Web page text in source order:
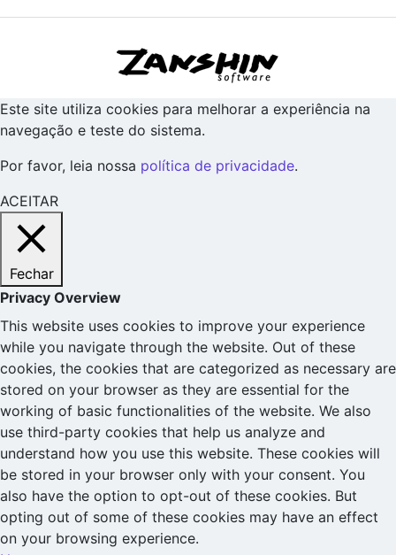
Este site utiliza cookies para melhorar a experiência na
navegação e teste do sistema.
Por favor, leia nossa política de privacidade.
ACEITAR
Fechar
Privacy Overview
This website uses cookies to improve your experience
while you navigate through the website. Out of these
cookies, the cookies that are categorized as necessary are
stored on your browser as they are essential for the
working of basic functionalities of the website. We also
use third-party cookies that help us analyze and
understand how you use this website. These cookies will
be stored in your browser only with your consent. You
also have the option to opt-out of these cookies. But
opting out of some of these cookies may have an effect
on your browsing experience.